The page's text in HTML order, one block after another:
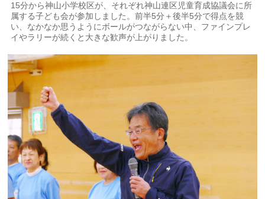
15分から神山小学校区が、それぞれ神山連区児童育成協議会に所
属する子ども会が参加しました。前半5分＋後半5分で得点を競
い、なかなか思うようにボールがつながらない中、ファインプレ
イやラリーが続くと大きな歓声が上がりました。